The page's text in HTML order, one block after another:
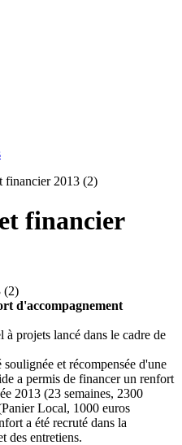
financier 2013 (2)
financier
d'accompagnement
projets lancé dans le cadre de
et récompensée d'une
a permis de financer un renfort
2013 (23 semaines, 2300
Local, 1000 euros
a été recruté dans la
des entretiens.